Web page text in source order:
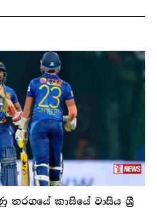
තරගයේ කාසියේ වාසිය ශ්‍රී